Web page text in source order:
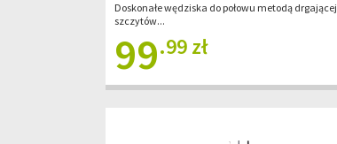
Doskonałe wędziska do połowu metodą drgającej
szczytów...
99.99 zł